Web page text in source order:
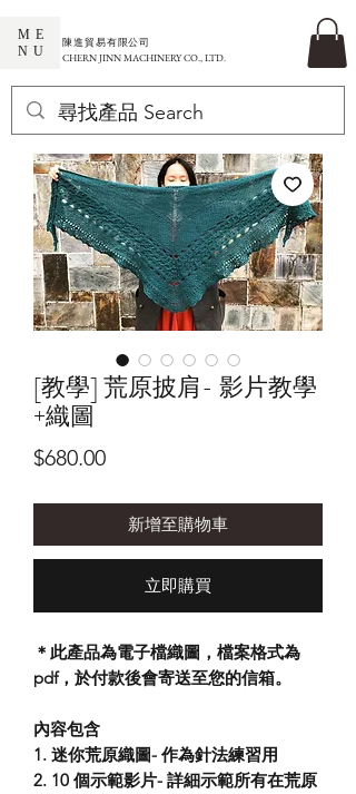
ME
NU
​陳進貿易有限公司
CHERN JINN MACHINERY CO., LTD.
[教學] 荒原披肩- 影片教學
+織圖
$680.00價
新增至購物車
立即購買
＊此產品為電子檔織圖，檔案格式為
pdf，於付款後會寄送至您的信箱。
內容包含
1. 迷你荒原織圖- 作為針法練習用
2. 10 個示範影片- 詳細示範所有在荒原